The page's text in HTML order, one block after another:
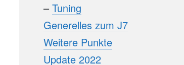
– Tuning
Generelles zum J7
Weitere Punkte
Update 2022